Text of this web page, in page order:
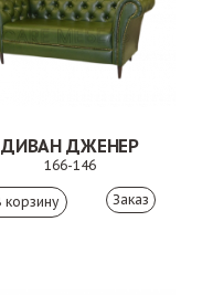
ДИВАН ДЖЕНЕР
166-146
Заказ